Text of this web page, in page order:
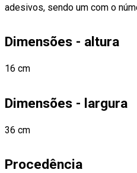
adesivos, sendo um com o
Dimensões - altura
16 cm
Dimensões - largura
36 cm
Procedência